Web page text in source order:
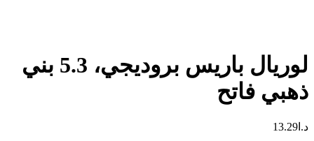
لوريال باريس بروديجي، 5.3 بني
ذهبي فاتح
د.ا 13.29